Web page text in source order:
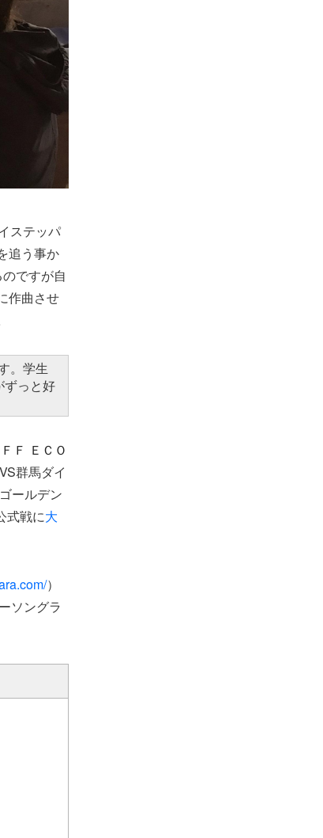
ステッパ
追う事か
ですが自
作曲させ
。学生
ずっと好
Ｆ ＥＣＯ
群馬ダイ
ールデン
式戦に大
）
ソングラ